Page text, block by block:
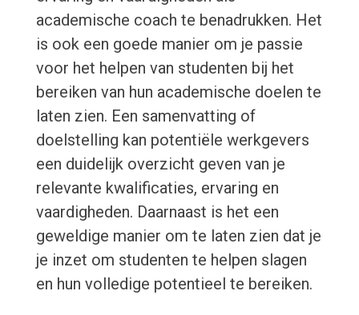
academische coach te benadrukken. Het
is ook een goede manier om je passie
voor het helpen van studenten bij het
bereiken van hun academische doelen te
laten zien. Een samenvatting of
doelstelling kan potentiële werkgevers
een duidelijk overzicht geven van je
relevante kwalificaties, ervaring en
vaardigheden. Daarnaast is het een
geweldige manier om te laten zien dat je
je inzet om studenten te helpen slagen
en hun volledige potentieel te bereiken.